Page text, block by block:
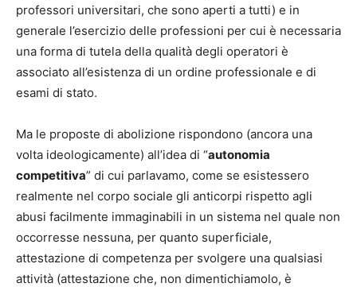
professori universitari, che sono aperti a tutti) e in
generale l’esercizio delle professioni per cui è necessaria
una forma di tutela della qualità degli operatori è
associato all’esistenza di un ordine professionale e di
esami di stato.
Ma le proposte di abolizione rispondono (ancora una
volta ideologicamente) all’idea di “autonomia
competitiva” di cui parlavamo, come se esistessero
realmente nel corpo sociale gli anticorpi rispetto agli
abusi facilmente immaginabili in un sistema nel quale non
occorresse nessuna, per quanto superficiale,
attestazione di competenza per svolgere una qualsiasi
attività (attestazione che, non dimentichiamolo, è